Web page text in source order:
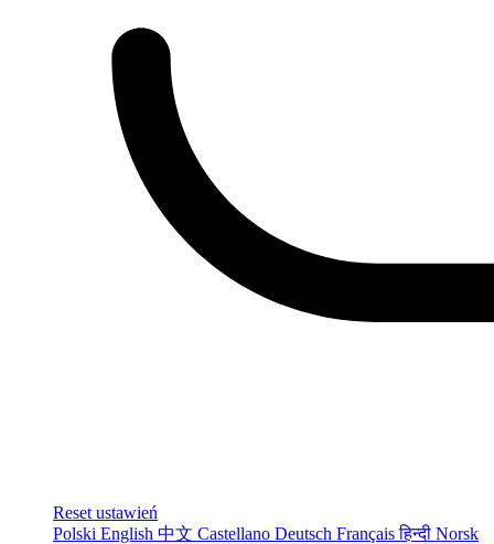
Reset ustawień
Polski English 中文 Castellano Deutsch Françaisहिन्दी Norsk